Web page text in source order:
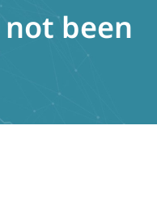
been